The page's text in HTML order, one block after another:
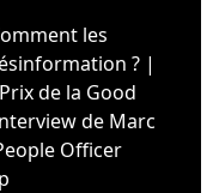
les
? |
de la Good
de Marc
Officer